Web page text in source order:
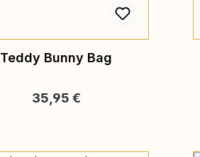
Teddy Bunny Bag
Regulärer Preis:
35,95 €